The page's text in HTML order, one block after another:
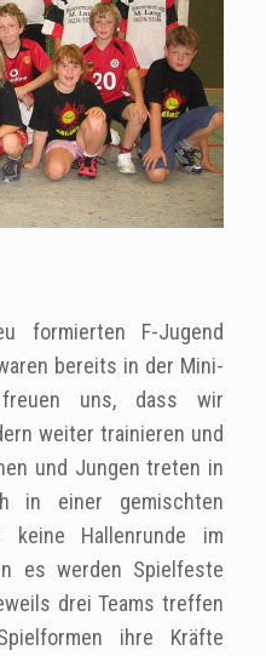
formierten F-Jugend
bereits in der Mini-
uns, dass wir
weiter trainieren und
und Jungen treten in
in einer gemischten
Hallenrunde im
es werden Spielfeste
drei Teams treffen
ihre Kräfte